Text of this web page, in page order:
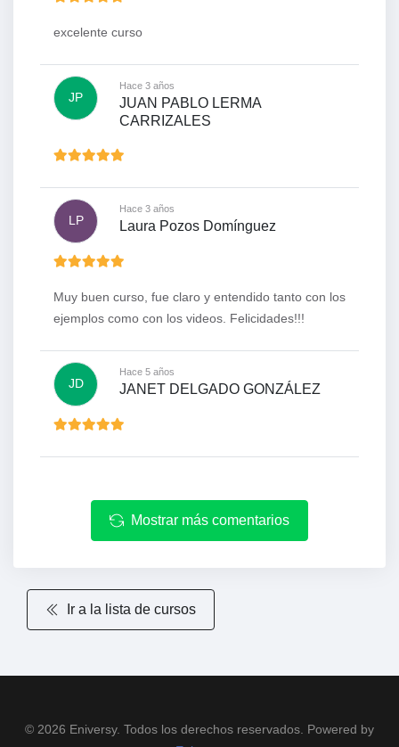
excelente curso
JP
Hace 3 años
JUAN PABLO LERMA
CARRIZALES
LP
Hace 3 años
Laura Pozos Domínguez
Muy buen curso, fue claro y entendido tanto con los
ejemplos como con los videos. Felicidades!!!
JD
Hace 5 años
JANET DELGADO GONZÁLEZ
Mostrar más comentarios
Ir a la lista de cursos
© 2026 Eniversy. Todos los derechos reservados. Powered by